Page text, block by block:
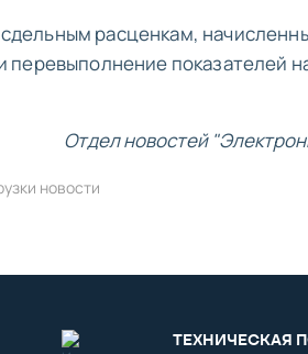
расценкам,
показателей
Отдел новостей
новости
ТЕХНИЧЕСКАЯ